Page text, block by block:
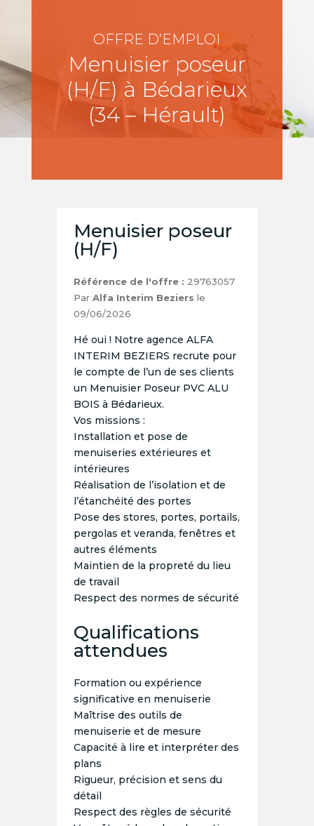
OFFRE D’EMPLOI
Menuisier poseur
(H/F) à Bédarieux
(34 – Hérault)
Menuisier poseur
(H/F)
Référence de l'offre : 29763057
Par Alfa Interim Beziers le
09/06/2026
Hé oui ! Notre agence ALFA
INTERIM BEZIERS recrute pour
le compte de l’un de ses clients
un Menuisier Poseur PVC ALU
BOIS à Bédarieux.
Vos missions :
Installation et pose de
menuiseries extérieures et
intérieures
Réalisation de l’isolation et de
l’étanchéité des portes
Pose des stores, portes, portails,
pergolas et veranda, fenêtres et
autres éléments
Maintien de la propreté du lieu
de travail
Respect des normes de sécurité
Qualifications
attendues
Formation ou expérience
significative en menuiserie
Maîtrise des outils de
menuiserie et de mesure
Capacité à lire et interpréter des
plans
Rigueur, précision et sens du
détail
Respect des règles de sécurité